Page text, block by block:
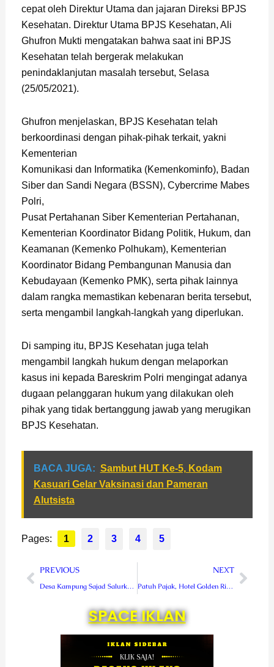
cepat oleh Direktur Utama dan jajaran Direksi BPJS
Kesehatan. Direktur Utama BPJS Kesehatan, Ali
Ghufron Mukti mengatakan bahwa saat ini BPJS
Kesehatan telah bergerak melakukan
penindaklanjutan masalah tersebut, Selasa
(25/05/2021).
Ghufron menjelaskan, BPJS Kesehatan telah
berkoordinasi dengan pihak-pihak terkait, yakni
Kementerian
Komunikasi dan Informatika (Kemenkominfo), Badan
Siber dan Sandi Negara (BSSN), Cybercrime Mabes
Polri,
Pusat Pertahanan Siber Kementerian Pertahanan,
Kementerian Koordinator Bidang Politik, Hukum, dan
Keamanan (Kemenko Polhukam), Kementerian
Koordinator Bidang Pembangunan Manusia dan
Kebudayaan (Kemenko PMK), serta pihak lainnya
dalam rangka memastikan kebenaran berita tersebut,
serta mengambil langkah-langkah yang diperlukan.
Di samping itu, BPJS Kesehatan juga telah
mengambil langkah hukum dengan melaporkan
kasus ini kepada Bareskrim Polri mengingat adanya
dugaan pelanggaran hukum yang dilakukan oleh
pihak yang tidak bertanggung jawab yang merugikan
BPJS Kesehatan.
BACA JUGA: Sambut HUT Ke-5, Kodam
Kasuari Gelar Vaksinasi dan Pameran
Alutsista
Pages: 1 2 3 4 5
Prev
PREVIOUS
Desa Kampung Sajad Salurkan BLT Tahap I
NEXT
Patuh Pajak, Hotel Golden Rich 88 Raih Piala Runner Up Dari BPKD RL
Next
SPACE IKLAN